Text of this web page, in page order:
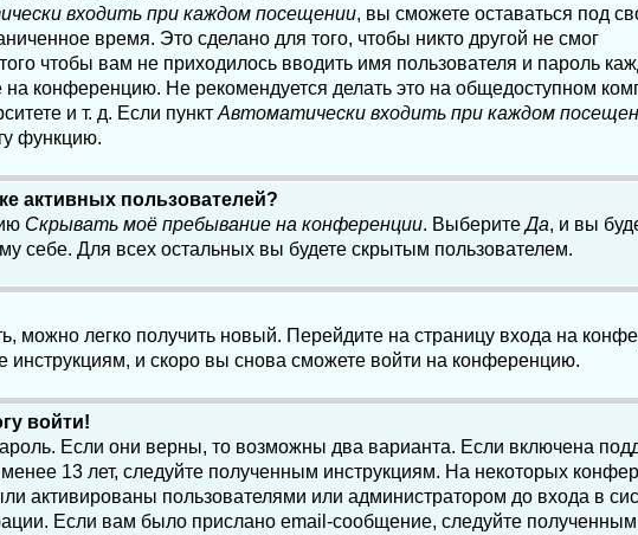
входить при каждом посещении, вы сможете оставаться под
время. Это сделано для того, чтобы никто другой не смог
чтобы вам не приходилось вводить имя пользователя и пароль
конференцию. Не рекомендуется делать это на общедоступном
и т. д. Если пункт Автоматически входить при каждом
функцию.
активных пользователей?
Скрывать моё пребывание на конференции. ВыберитеДа, и вы
себе. Для всех остальных вы будете скрытым пользователем.
можно легко получить новый. Перейдите на страницу входа на
инструкциям, и скоро вы снова сможете войти на конференцию.
войти!
Если они верны, то возможны два варианта. Если включена
13 лет, следуйте полученным инструкциям. На некоторых
активированы пользователями или администратором до входа в
Если вам было прислано email-сообщение, следуйте полученным